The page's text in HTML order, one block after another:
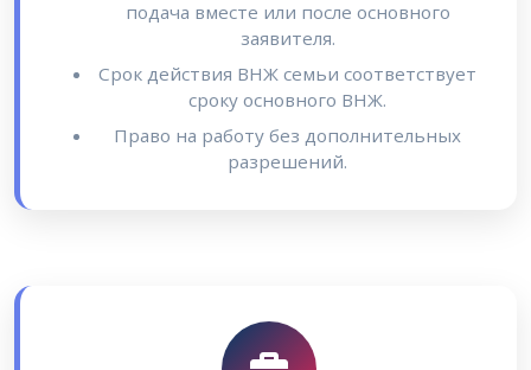
подача вместе или после основного
заявителя.
Срок действия ВНЖ семьи соответствует
сроку основного ВНЖ.
Право на работу без дополнительных
разрешений.